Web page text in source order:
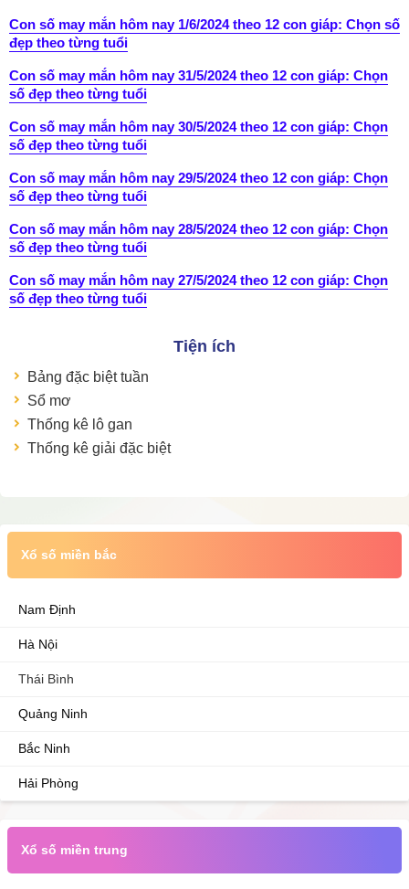
Con số may mắn hôm nay 1/6/2024 theo 12 con giáp: Chọn số
đẹp theo từng tuổi
Con số may mắn hôm nay 31/5/2024 theo 12 con giáp: Chọn
số đẹp theo từng tuổi
Con số may mắn hôm nay 30/5/2024 theo 12 con giáp: Chọn
số đẹp theo từng tuổi
Con số may mắn hôm nay 29/5/2024 theo 12 con giáp: Chọn
số đẹp theo từng tuổi
Con số may mắn hôm nay 28/5/2024 theo 12 con giáp: Chọn
số đẹp theo từng tuổi
Con số may mắn hôm nay 27/5/2024 theo 12 con giáp: Chọn
số đẹp theo từng tuổi
Tiện ích
Bảng đặc biệt tuần
Sổ mơ
Thống kê lô gan
Thống kê giải đặc biệt
Xổ số miền bắc
Nam Định
Hà Nội
Thái Bình
Quảng Ninh
Bắc Ninh
Hải Phòng
Xổ số miền trung